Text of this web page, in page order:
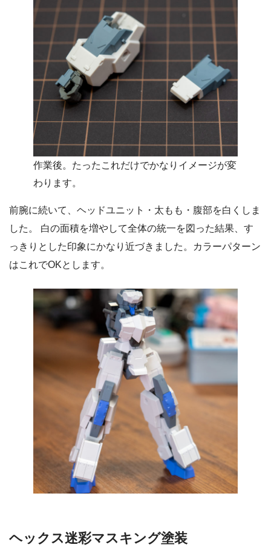
作業後。たったこれだけでかなりイメージが変
わります。
前腕に続いて、ヘッドユニット・太もも・腹部を白くしま
した。 白の面積を増やして全体の統一を図った結果、す
っきりとした印象にかなり近づきました。カラーパターン
はこれでOKとします。
ヘックス迷彩マスキング塗装